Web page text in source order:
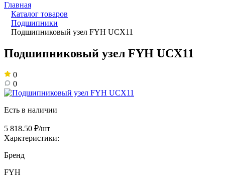
Главная
Каталог товаров
Подшипники
Подшипниковый узел FYH UCX11
Подшипниковый узел FYH UCX11
0
0
Есть в наличии
5 818.50 ₽/шт
Харктеристики:
Бренд
FYH